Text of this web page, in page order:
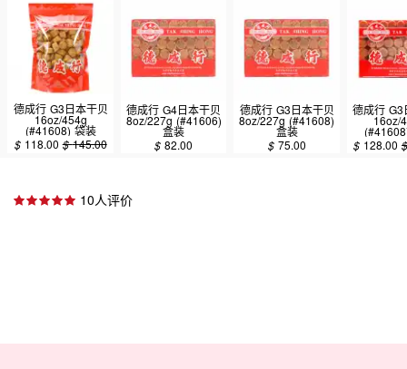
德成行 G3日本干贝
16oz/454g
(#41608) 袋装
$ 118.00 $145.00
德成行 G4日本干贝
8oz/227g (#41606)
盒装
$82.00
德成行 G3日本干贝
8oz/227g (#41608)
盒装
$ 75.00
德成行 G3
16oz/
$ 128.00
10人评价